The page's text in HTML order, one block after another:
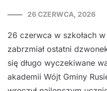
26 CZERWCA, 2026
26 czerwca w szkołach
zabrzmiał ostatni
się długo wyczekiwane
akademii Wójt Gminy